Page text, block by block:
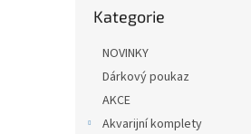
kategorie
Kategorie
NOVINKY
Dárkový poukaz
AKCE
Akvarijní komplety